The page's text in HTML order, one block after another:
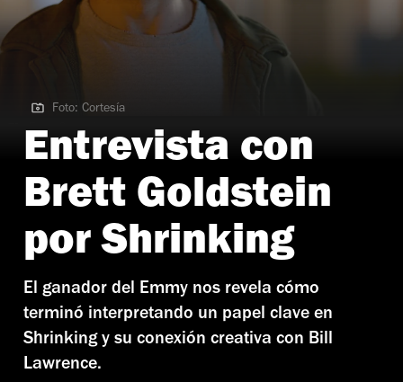
Foto: Cortesía
Foto: Cortesía
Entrevista con
Brett Goldstein
por Shrinking
El ganador del Emmy nos revela cómo
terminó interpretando un papel clave en
Shrinking y su conexión creativa con Bill
Lawrence.